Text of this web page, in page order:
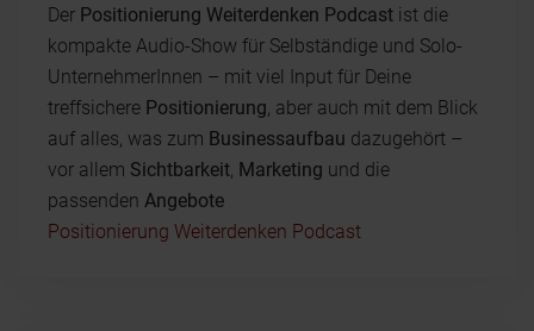
Der Positionierung Weiterdenken Podcast ist die
kompakte Audio-Show für Selbständige und Solo-
UnternehmerInnen – mit viel Input für Deine
treffsichere Positionierung , aber auch mit dem Blick
auf alles, was zum Businessaufbau dazugehört –
vor allem Sichtbarkeit Marketing und die
passenden Angebote
Positionierung Weiterdenken Podcast